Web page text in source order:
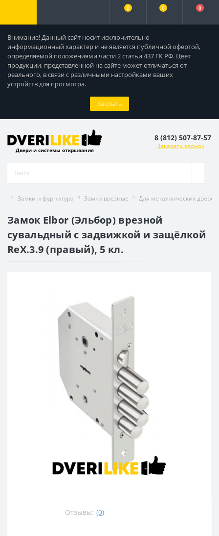
Внимание! Данный сайт носит исключительно
информационный характер и не является публичной офертой,
определяемой положениями части 2 статьи 437 ГК РФ. Цвет
продукции, представленной на сайте может отличаться от
реального, в связи с различными настройками ваших
устройств для просмотра.
Закрыть
0 0 0
Двери и системы открывания
8 (812) 507-87-57
Заказать звонок
Замки и фурнитура Замки врезные Для металлических дверей
Замок Elbor (Эльбор) врезной
сувальдный с задвижкой и защёлкой
RеХ.3.9 (правый), 5 кл.
Отзывы: (0)